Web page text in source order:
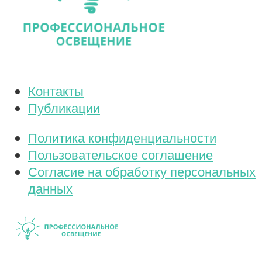
Контакты
Публикации
Политика конфиденциальности
Пользовательское соглашение
Согласие на обработку персональных
данных